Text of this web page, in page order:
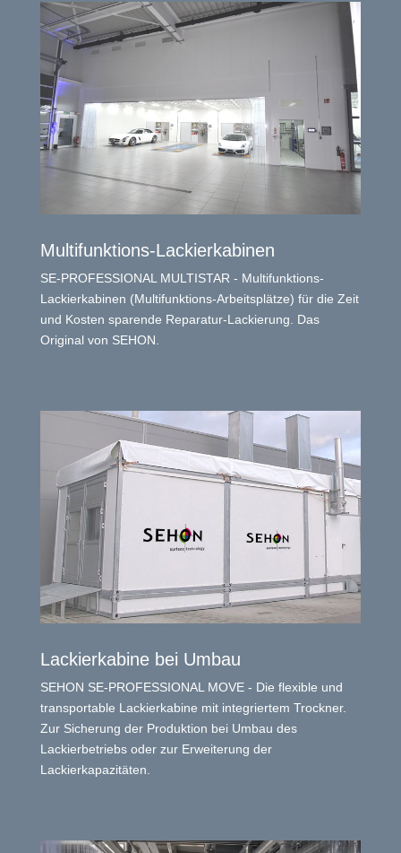
Multifunktions-Lackierkabinen
SE-PROFESSIONAL MULTISTAR - Multifunktions-
Lackierkabinen (Multifunktions-Arbeitsplätze) für die Zeit
und Kosten sparende Reparatur-Lackierung. Das
Original von SEHON.
Lackierkabine bei Umbau
SEHON SE-PROFESSIONAL MOVE - Die flexible und
transportable Lackierkabine mit integriertem Trockner.
Zur Sicherung der Produktion bei Umbau des
Lackierbetriebs oder zur Erweiterung der
Lackierkapazitäten.